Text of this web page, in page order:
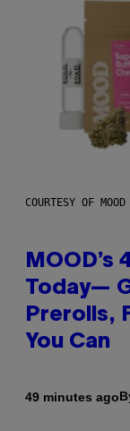
COURTESY OF MOOD
MOOD’s
Today—
Prerolls,
You Can
49 minutes ago